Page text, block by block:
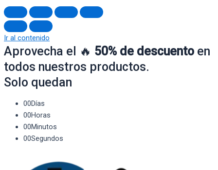
Ir al contenido
Aprovecha el 🔥 50% de descuento en
todos nuestros productos.
Solo quedan
00Días
00Horas
00Minutos
00Segundos